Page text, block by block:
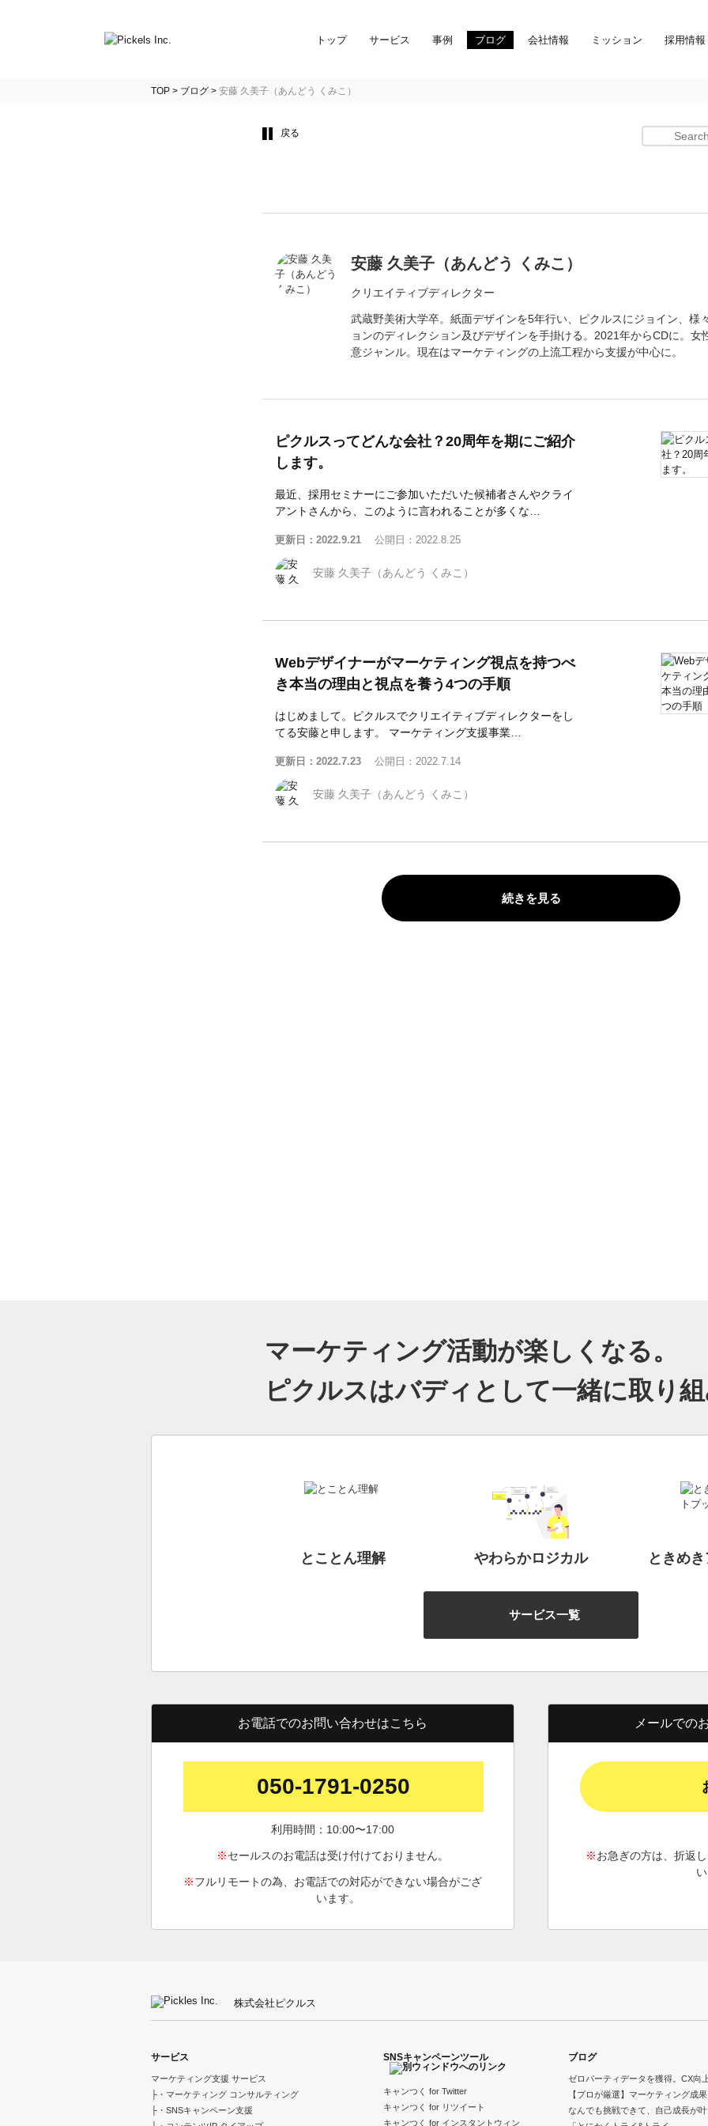
トップ サービス 事例 ブログ 会社情報 ミッション 採用情報
TOP > ブログ > 安藤 久美子（あんどう くみこ）
戻る
安藤 久美子（あんどう くみこ）
クリエイティブディレクター
武蔵野美術大学卒。紙面デザインを5年行い、ピクルスにジョイン、様
ョンのディレクション及びデザインを手掛ける。2021年からCDに。女
意ジャンル。現在はマーケティングの上流工程から支援が中心に。
ピクルスってどんな会社？20周年を期にご紹介
します。
最近、採用セミナーにご参加いただいた候補者さんやクライ
アントさんから、このように言われることが多くな…
更新日：2022.9.21 公開日：2022.8.25
安藤 久美子（あんどう くみこ）
Webデザイナーがマーケティング視点を持つべ
き本当の理由と視点を養う4つの手順
はじめまして。ピクルスでクリエイティブディレクターをし
てる安藤と申します。 マーケティング支援事業…
更新日：2022.7.23 公開日：2022.7.14
安藤 久美子（あんどう くみこ）
続きを見る
マーケティング活動が楽しくなる。
ピクルスはバディとして一緒に取り
とことん理解 やわらかロジカル ときめ
サービス一覧
お電話でのお問い合わせはこちら
050-1791-0250
利用時間：10:00〜17:00
※セールスのお電話は受け付けておりません。
※フルリモートの為、お電話での対応ができない場合がござ
います。
メールでの
※お急ぎの方は、折返
株式会社ピクルス
サービス
マーケティング支援 サービス
├・マーケティング コンサルティング
├・SNSキャンペーン支援
SNSキャンペーンツール
キャンつく for Twitter
キャンつく for リツイート
キャンつく for インスタントウィン
ブログ
ゼロパーティデータを獲得。CX向
【プロが厳選】マーケティング成
なんでも挑戦できて、自己成長が